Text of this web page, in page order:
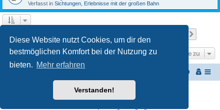
Diese Website nutzt Cookies, um dir den
bestmöglichen Komfort bei der Nutzung zu
bieten. Mehr erfahren
Verstanden!
Verfasst in Sichtungen, Erlebnisse mit der großen Bahn
Gehe zu
Powered byphpBB® Forum Software © phpBB Limited
WireSys